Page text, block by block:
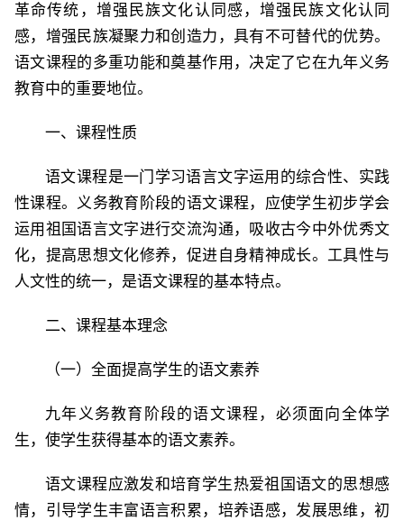
革命传统，增强民族文化认同感，增强民族文化认同
感，增强民族凝聚力和创造力，具有不可替代的优势。
语文课程的多重功能和奠基作用，决定了它在九年义务
教育中的重要地位。
一、课程性质
语文课程是一门学习语言文字运用的综合性、实践
性课程。义务教育阶段的语文课程，应使学生初步学会
运用祖国语言文字进行交流沟通，吸收古今中外优秀文
化，提高思想文化修养，促进自身精神成长。工具性与
人文性的统一，是语文课程的基本特点。
二、课程基本理念
（一）全面提高学生的语文素养
九年义务教育阶段的语文课程，必须面向全体学
生，使学生获得基本的语文素养。
语文课程应激发和培育学生热爱祖国语文的思想感
情，引导学生丰富语言积累，培养语感，发展思维，初